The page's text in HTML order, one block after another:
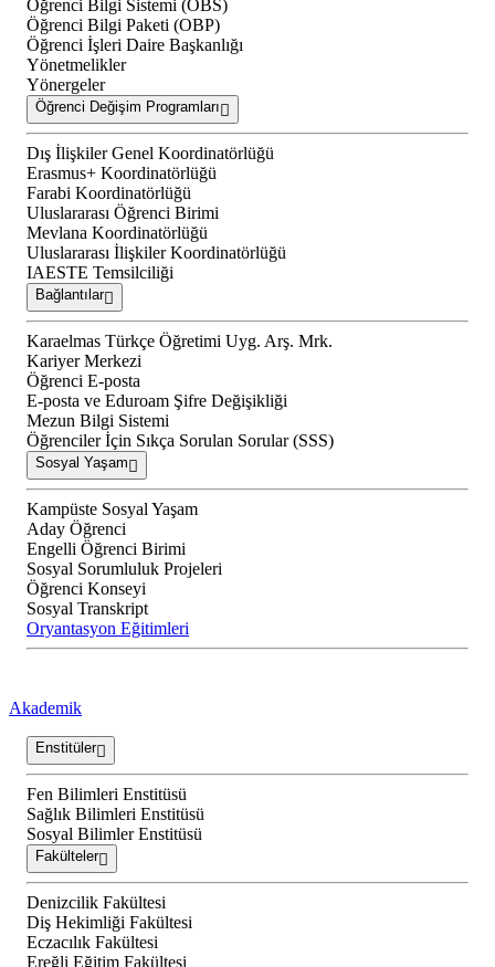
Öğrenci Bilgi Sistemi (OBS)
Öğrenci Bilgi Paketi (OBP)
Öğrenci İşleri Daire Başkanlığı
Yönetmelikler
Yönergeler
Öğrenci Değişim Programları
Dış İlişkiler Genel Koordinatörlüğü
Erasmus+ Koordinatörlüğü
Farabi Koordinatörlüğü
Uluslararası Öğrenci Birimi
Mevlana Koordinatörlüğü
Uluslararası İlişkiler Koordinatörlüğü
IAESTE Temsilciliği
Bağlantılar
Karaelmas Türkçe Öğretimi Uyg. Arş. Mrk.
Kariyer Merkezi
Öğrenci E-posta
E-posta ve Eduroam Şifre Değişikliği
Mezun Bilgi Sistemi
Öğrenciler İçin Sıkça Sorulan Sorular (SSS)
Sosyal Yaşam
Kampüste Sosyal Yaşam
Aday Öğrenci
Engelli Öğrenci Birimi
Sosyal Sorumluluk Projeleri
Öğrenci Konseyi
Sosyal Transkript
Oryantasyon Eğitimleri
Akademik
Enstitüler
Fen Bilimleri Enstitüsü
Sağlık Bilimleri Enstitüsü
Sosyal Bilimler Enstitüsü
Fakülteler
Denizcilik Fakültesi
Diş Hekimliği Fakültesi
Eczacılık Fakültesi
Ereğli Eğitim Fakültesi